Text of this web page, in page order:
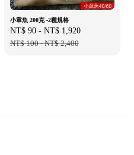
小章魚 200克 -2種規格
Sale
price
NT$ 90 - NT$ 1,920
NT$ 100-NT$ 2,400